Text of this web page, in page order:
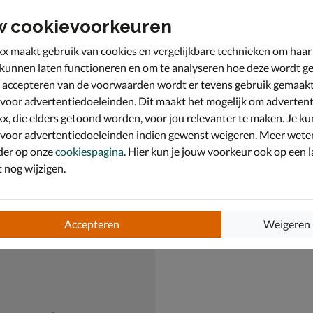
Rio
cookievoorkeuren
maakt gebruik van cookies en vergelijkbare technieken om
laten functioneren en om te analyseren hoe deze wordt
van de voorwaarden wordt er tevens gebruik
advertentiedoeleinden. Dit maakt het mogelijk om
die elders getoond worden, voor jou relevanter te maken. Je
advertentiedoeleinden indien gewenst weigeren. Meer
op onzecookiespagina. Hier kun je jouw voorkeur ook op een
nog wijzigen.
Accepteren Weigeren